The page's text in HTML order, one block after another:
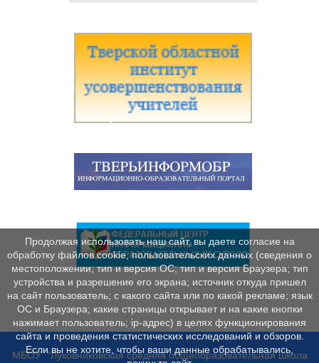
МБОУ "Луковниковская средняя общеобразовательная школа
Продолжая использовать наш сайт, вы даете согласие на
обработку файлов cookie, пользовательских данных (сведения о
местоположении; тип и версия ОС; тип и версия Браузера; тип
устройства и разрешение его экрана; источник откуда пришел
на сайт пользователь; с какого сайта или по какой рекламе; язык
ОС и Браузера; какие страницы открывает и на какие кнопки
нажимает пользователь; ip-адрес) в целях функционирования
сайта и проведения статистических исследований и обзоров.
Если вы не хотите, чтобы ваши данные обрабатывались,